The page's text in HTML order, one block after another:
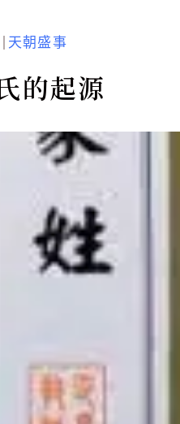
天朝盛事
的起源